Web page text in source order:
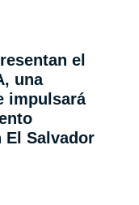
el
una
impulsará
El Salvador